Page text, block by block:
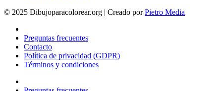
© 2025 Dibujoparacolorear.org | Creado porPietro Media
Preguntas frecuentes
Contacto
Política de privacidad (GDPR)
Términos y condiciones